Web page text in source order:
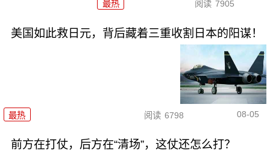
最热 阅读 7905
美国如此救日元，背后藏着三重收割日本的阳谋！
最热 阅读 6798 08-05
前方在打仗，后方在“清场”，这仗还怎么打？